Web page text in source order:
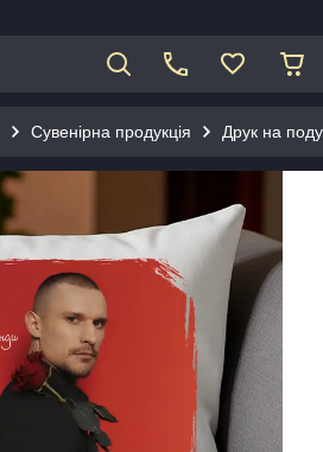
Сувенірна продукція Друк на